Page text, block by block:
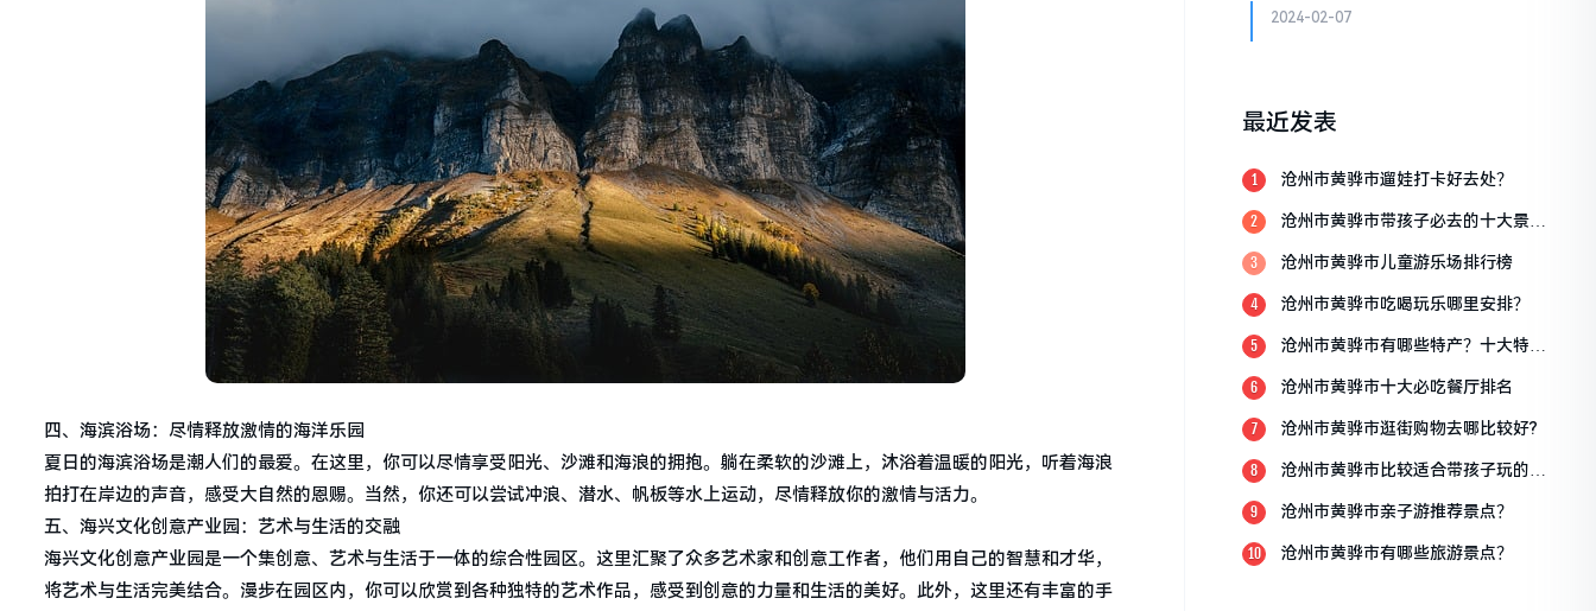
四、海滨浴场：尽情释放激情的海洋乐园
夏日的海滨浴场是潮人们的最爱。在这里，你可以尽情享受阳光、沙滩和海浪的拥抱。躺在柔软的沙滩上，沐浴着温暖的阳光，听着海浪
拍打在岸边的声音，感受大自然的恩赐。当然，你还可以尝试冲浪、潜水、帆板等水上运动，尽情释放你的激情与活力。
五、海兴文化创意产业园：艺术与生活的交融
海兴文化创意产业园是一个集创意、艺术与生活于一体的综合性园区。这里汇聚了众多艺术家和创意工作者，他们用自己的智慧和才华，
将艺术与生活完美结合。漫步在园区内，你可以欣赏到各种独特的艺术作品，感受到创意的力量和生活的美好。此外，这里还有丰富的手
2024-02-07
最近发表
1 沧州市黄骅市遛娃打卡好去处？
2
沧州市黄骅市带孩子必去的十大景
3 沧州市黄骅市儿童游乐场排行榜
4 沧州市黄骅市吃喝玩乐哪里安排？
5
沧州市黄骅市有哪些特产？十大特产
6 沧州市黄骅市十大必吃餐厅排名
7 沧州市黄骅市逛街购物去哪比较好?
8
沧州市黄骅市比较适合带孩子玩的地
9 沧州市黄骅市亲子游推荐景点？
10 沧州市黄骅市有哪些旅游景点？